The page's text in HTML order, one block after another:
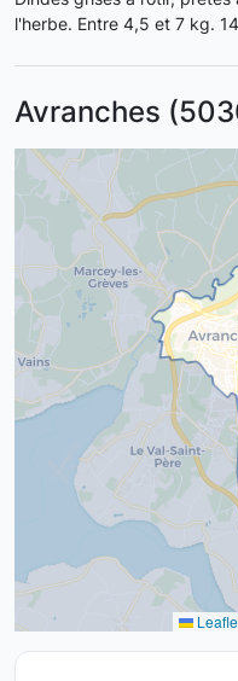
l'herbe. Entre 4,5 et 7 kg.
Avranches